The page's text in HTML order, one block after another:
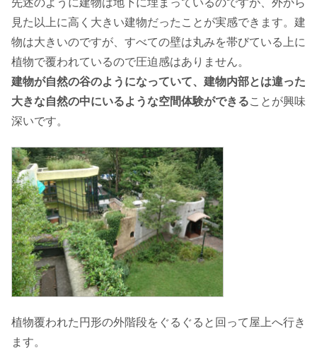
先述のように建物は地下に埋まっているのですが、外から
見た以上に高く大きい建物だったことが実感できます。建
物は大きいのですが、すべての壁は丸みを帯びている上に
植物で覆われているので圧迫感はありません。
建物が自然の谷のようになっていて、建物内部とは違った
大きな自然の中にいるような空間体験ができることが興味
深いです。
植物覆われた円形の外階段をぐるぐると回って屋上へ行き
ます。